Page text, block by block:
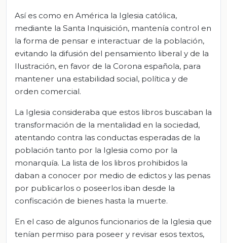
Así es como en América la Iglesia católica,
mediante la Santa Inquisición, mantenía control en
la forma de pensar e interactuar de la población,
evitando la difusión del pensamiento liberal y de la
Ilustración, en favor de la Corona española, para
mantener una estabilidad social, política y de
orden comercial.
La Iglesia consideraba que estos libros buscaban la
transformación de la mentalidad en la sociedad,
atentando contra las conductas esperadas de la
población tanto por la Iglesia como por la
monarquía. La lista de los libros prohibidos la
daban a conocer por medio de edictos y las penas
por publicarlos o poseerlos iban desde la
confiscación de bienes hasta la muerte.
En el caso de algunos funcionarios de la Iglesia que
tenían permiso para poseer y revisar esos textos,